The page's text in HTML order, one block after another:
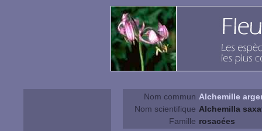
Nom commun Alchemille
Nom scientifique Alchemilla
Famille rosacées